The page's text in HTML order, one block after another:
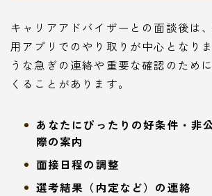
キャリアアドバイザーとの面談後は
用アプリでのやり取りが中心となり
うな急ぎの連絡や重要な確認のため
くることがあります。
あなたにぴったりの好条件・非
際の案内
面接日程の調整
選考結果（内定など）の連絡